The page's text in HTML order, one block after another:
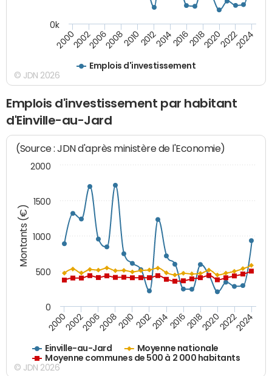
Emplois d'investissement
200020022006200820102012201420162018202020222024
0k
© JDN 2026
Emplois d'investissement par habitant
d'Einville-au-Jard
Montants (€)
(Source : JDN d'après ministère de l'Economie)
Einville-au-Jard
Moyenne nationale
Moyenne communes de 500 à 2 000 habitants
200020022006200820102012201420162018202020222024
0
500
1000
1500
2000
© JDN 2026